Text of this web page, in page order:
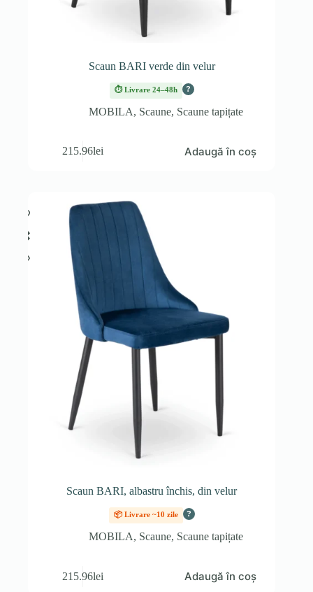
Scaun BARI verde din velur
⏱ Livrare 24–48h ?
MOBILA, Scaune, Scaune tapițate
215.96lei Adaugă în coș
Scaun BARI, albastru închis, din velur
📦 Livrare ~10 zile ?
MOBILA, Scaune, Scaune tapițate
215.96lei Adaugă în coș